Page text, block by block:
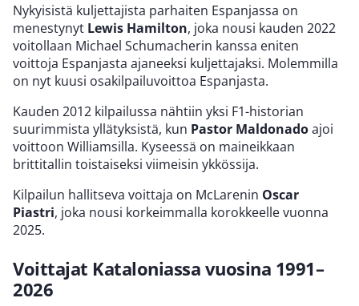
Nykyisistä kuljettajista parhaiten Espanjassa on
menestynyt Lewis Hamilton, joka nousi kauden 2022
voitollaan Michael Schumacherin kanssa eniten
voittoja Espanjasta ajaneeksi kuljettajaksi. Molemmilla
on nyt kuusi osakilpailuvoittoa Espanjasta.
Kauden 2012 kilpailussa nähtiin yksi F1-historian
suurimmista yllätyksistä, kun Pastor Maldonadoajoi
voittoon Williamsilla. Kyseessä on maineikkaan
brittitallin toistaiseksi viimeisin ykkössija.
Kilpailun hallitseva voittaja on McLarenin Oscar
Piastri, joka nousi korkeimmalla korokkeelle vuonna
2025.
Voittajat Kataloniassa vuosina 1991–
2026